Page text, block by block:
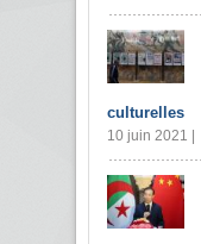
culturelles
10 juin 2021 |